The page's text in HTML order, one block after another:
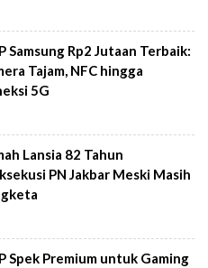
Samsung Rp2 Jutaan Terbaik:
Tajam, NFC hingga
5G
Lansia 82 Tahun
PN Jakbar Meski Masih
Spek Premium untuk Gaming